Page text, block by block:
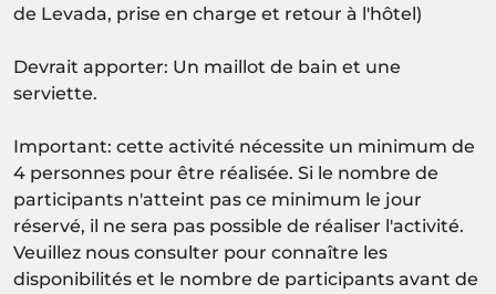
de Levada, prise en charge et retour à l'hôtel)
Devrait apporter: Un maillot de bain et une
serviette.
Important: cette activité nécessite un minimum de
4 personnes pour être réalisée. Si le nombre de
participants n'atteint pas ce minimum le jour
réservé, il ne sera pas possible de réaliser l'activité.
Veuillez nous consulter pour connaître les
disponibilités et le nombre de participants avant de